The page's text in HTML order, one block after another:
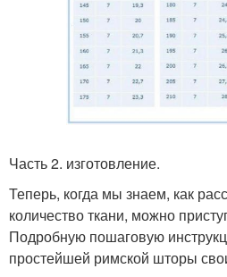
Часть 2. изготовление.
Теперь, когда мы знаем, как
количество ткани, можно
Подробную пошаговую
простейшей римской шторы